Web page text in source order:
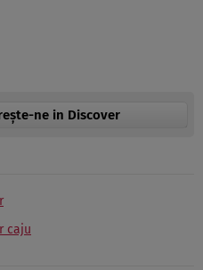
ne in Discover
caju